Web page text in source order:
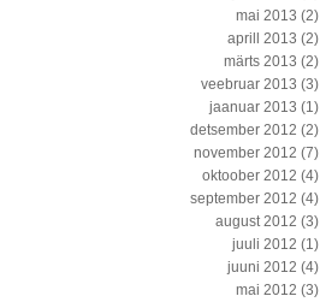
mai 2013 (2)
aprill 2013 (2)
märts 2013 (2)
veebruar 2013 (3)
jaanuar 2013 (1)
detsember 2012 (2)
november 2012 (7)
oktoober 2012 (4)
september 2012 (4)
august 2012 (3)
juuli 2012 (1)
juuni 2012 (4)
mai 2012 (3)